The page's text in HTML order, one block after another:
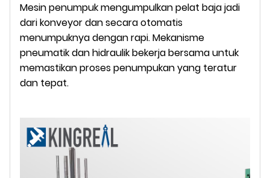
Mesin penumpuk mengumpulkan pelat baja jadi
dari konveyor dan secara otomatis
menumpuknya dengan rapi. Mekanisme
pneumatik dan hidraulik bekerja bersama untuk
memastikan proses penumpukan yang teratur
dan tepat.